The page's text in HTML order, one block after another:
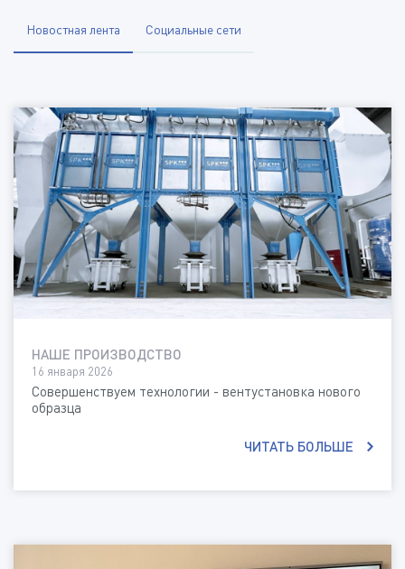
Новостная лента Социальные сети
НАШЕ ПРОИЗВОДСТВО
16 января 2026
Совершенствуем технологии - вентустановка нового
образца
ЧИТАТЬ БОЛЬШЕ